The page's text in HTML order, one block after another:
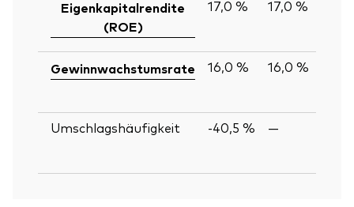
Eigenkapitalrendite
(ROE)
17,0 % 17,0 %
Gewinnwachstumsrate 16,0 % 16,0 %
Umschlagshäufigkeit -40,5 % —